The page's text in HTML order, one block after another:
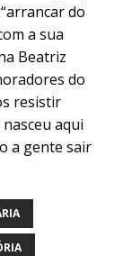
do
a sua
Beatriz
do
resistir
aqui
a gente sair